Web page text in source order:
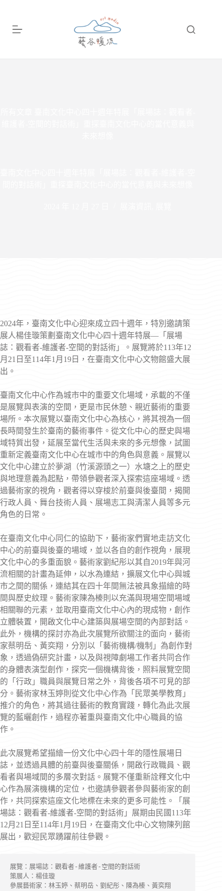
2024年，臺南文化中心迎來成立四十週年，特別邀請策
展人楊佳璇策劃臺南文化中心四十週年特展—「展場
誌：觀看者-維護者-空間的對話術」。展覽將於113年12
月21日至114年1月19日，在臺南文化中心文物館盛大展
出。
臺南文化中心作為城市中的重要文化場域，承載的不僅
是展覽與表演的空間，更是市民休憩、親近藝術的重要
場所。本次展覽以臺南文化中心為核心，將其視為一個
長時間發生於臺南的藝術事件。從文化中心的歷史與場
域特質出發，延展至當代生活與未來的多元想像，試圖
重新定義臺南文化中心在城市中的角色與意義。展覽以
文化中心建立於夢湖（竹溪源頭之一）水塘之上的歷史
與地理意義為起點，帶領參觀者深入探索這座場域。透
過藝術家的視角，觀者得以穿梭於前臺與後臺間，揭開
行政人員、舞台技術人員、展場志工與清潔人員等多元
角色的日常。
在臺南文化中心同仁的協助下，藝術家們實地走訪文化
中心的前臺與後臺的場域，並以各自的創作視角，展現
文化中心的多重面貌。藝術家劉紀彤以其自2019年與河
流相關的計畫為延伸，以水為連結，擴展文化中心與城
市之間的關係，連結其在四十年間無法被具象描繪的時
間與歷史紋理。藝術家陳為榛則以充滿與現場空間場域
相關聯的元素，並取用臺南文化中心內的現成物，創作
立體裝置，開啟文化中心建築與展場空間的內部對話。
此外，機構的探討亦為此次展覽所欲關注的面向，藝術
家蔡明岳、黃奕翔，分別以「藝術機構/機制」為創作對
象，透過偽研究計畫，以及與視障劇場工作者共同合作
的身體表演型創作，探究一個機構背後，照料展覽空間
的「行政」職員與展覽日常之外，背後各項不可見的部
分。藝術家林玉婷則從文化中心作為「民眾美學教育」
推介的角色，將其過往藝術的教育實踐，轉化為此次展
覽的藍曬創作，過程亦著重與臺南文化中心職員的協
作。
此次展覽希望描繪一份文化中心四十年的隱性展場日
誌，並透過具體的前臺與後臺關係，開啟行政職員、觀
看者與場域間的多層次對話。展覽不僅重新詮釋文化中
心作為展演機構的定位，也邀請參觀者參與藝術家的創
作，共同探索這座文化地標在未來的更多可能性。「展
場誌：觀看者-維護者-空間的對話術」展期由民國113年
12月21日至114年1月19日，在臺南文化中心文物陳列館
展出，歡迎民眾踴躍前往參觀。
展覽：展場誌：觀看者-維護者-空間的對話術
策展人：楊佳璇
參展藝術家：林玉婷、蔡明岳、劉紀彤、陳為榛、黃奕翔